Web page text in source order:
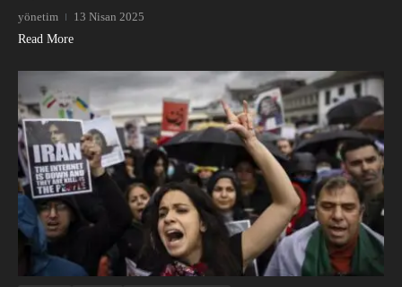
yönetim
13 Nisan 2025
Read More